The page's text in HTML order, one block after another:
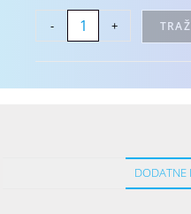
- +
DODATNE